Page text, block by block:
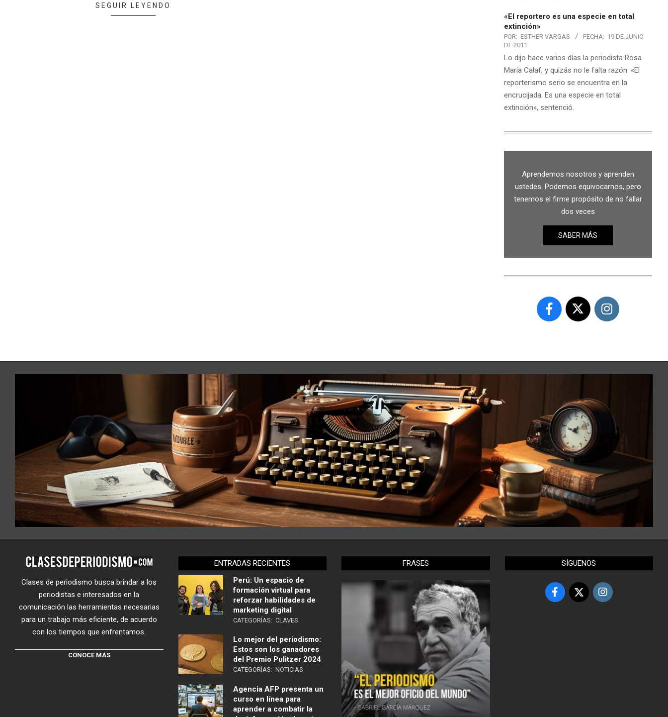
SEGUIR LEYENDO
«El reportero es una especie en total
extinción»
POR: ESTHER VARGAS FECHA: 19 DE JUNIO
DE 2011
Lo dijo hace varios días la periodista Rosa
María Calaf, y quizás no le falta razón. «El
reporterismo serio se encuentra en la
encrucijada. Es una especie en total
extinción», sentenció.
Aprendemos nosotros y aprenden
ustedes. Podemos equivocarnos, pero
tenemos el firme propósito de no fallar
dos veces
SABER MÁS
Clases de periodismo busca brindar a los
periodistas e interesados en la
comunicación las herramientas necesarias
para un trabajo más eficiente, de acuerdo
con los tiempos que enfrentamos.
CONOCE MÁS
ENTRADAS RECIENTES
Perú: Un espacio de
formación virtual para
reforzar habilidades de
marketing digital
CATEGORÍAS: CLAVES
Lo mejor del periodismo:
Estos son los ganadores
del Premio Pulitzer 2024
CATEGORÍAS: NOTICIAS
Agencia AFP presenta un
curso en línea para
aprender a combatir la
FRASES SÍGUENOS